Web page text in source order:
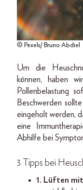
© Pexels/ Bruno Abdiel
Um die
können, haben
Pollenbelastung
Beschwerden
eingeholt werden,
eine
Abhilfe bei
3 Tipps bei
1. Lüften